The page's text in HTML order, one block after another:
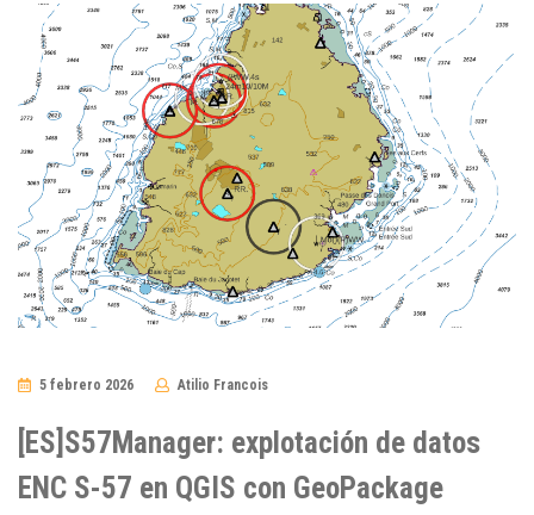
5 febrero 2026 Atilio Francois
[ES]S57Manager: explotación de datos
ENC S-57 en QGIS con GeoPackage